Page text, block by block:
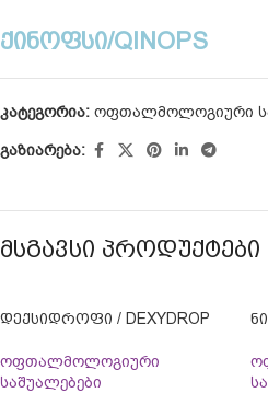
ᲥᲘᲜᲝᲤᲡᲘ/QINOPS
კატეგორია: ოფთალმოლოგიური
გაზიარება:
ᲛᲡᲒᲐᲕᲡᲘ ᲞᲠᲝᲓᲣᲥᲢᲔᲑᲘ
ᲓᲔᲥᲡᲘᲓᲠᲝᲤᲘ / DEXYDROP
ოფთალმოლოგიური
საშუალებები